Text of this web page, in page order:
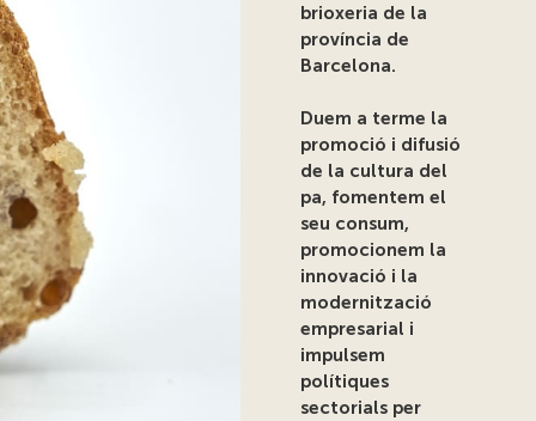
brioxeria de la
província de
Barcelona.
Duem a terme la
promoció i difusió
de la cultura del
pa, fomentem el
seu consum,
promocionem la
innovació i la
modernització
empresarial i
impulsem
polítiques
sectorials per